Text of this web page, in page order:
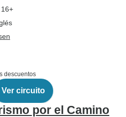
descuentos
Ver circuito
por el Camino